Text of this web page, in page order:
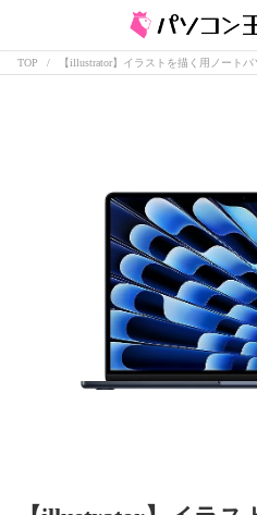
TOP 【illustrator】イラストを描く用ノート